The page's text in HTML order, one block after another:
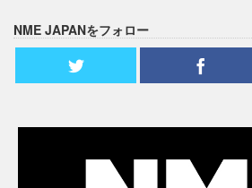
NME JAPANをフォロー